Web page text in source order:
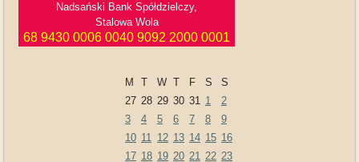
Nadsański Bank Spółdzielczy,
Stalowa Wola
68 9430 0006 0040 9092 2000 0001
M T W T F S
S
27 28 29 30 31 1
2
3
4 5 6 7 8
9
10 11 12 13 14 15 16
17 18 19 20 21 22 23